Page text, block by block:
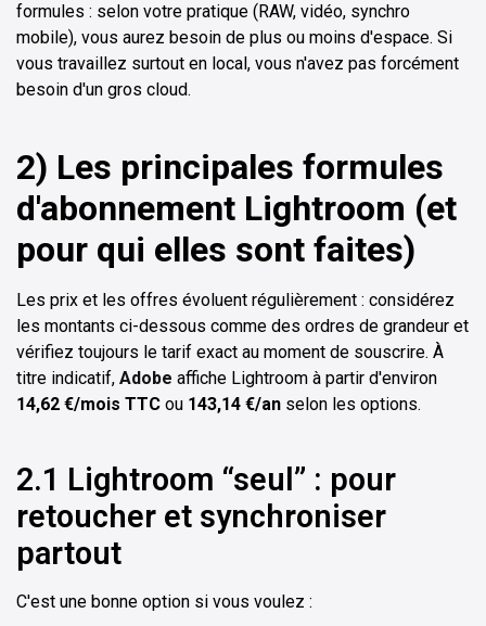
formules : selon votre pratique (RAW, vidéo, synchro
mobile), vous aurez besoin de plus ou moins d'espace. Si
vous travaillez surtout en local, vous n'avez pas forcément
besoin d'un gros cloud.
2) Les principales formules
d'abonnement Lightroom (et
pour qui elles sont faites)
Les prix et les offres évoluent régulièrement : considérez
les montants ci-dessous comme des ordres de grandeur et
vérifiez toujours le tarif exact au moment de souscrire. À
titre indicatif, Adobe affiche Lightroom à partir d'environ
14,62 €/mois TTC ou 143,14 €/an selon les options.
2.1 Lightroom “seul” : pour
retoucher et synchroniser
partout
C'est une bonne option si vous voulez :